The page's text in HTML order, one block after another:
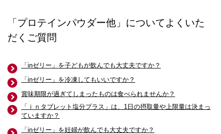
「プロテインパウダー他」についてよくいた
だくご質問
「inゼリー」を子どもが飲んでも大丈夫ですか？
「inゼリー」を冷凍してもいいですか？
賞味期限が過ぎてしまったものは食べられませんか？
「ｉｎタブレット塩分プラス」は、1日の摂取量や上限量は決まっ
ていますか？
「inゼリー」を妊婦が飲んでも大丈夫ですか？